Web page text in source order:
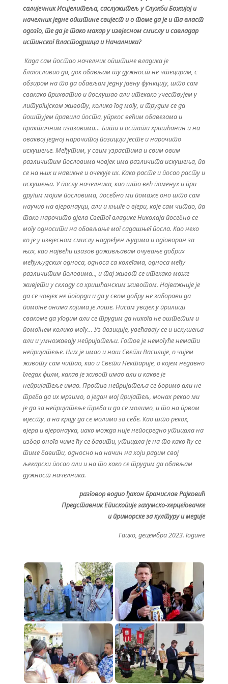
салијечник Исцјелитеља, саслужитељ у Служби Божијој и
начелник једне општине свијест и о томе да је и та власт
одозго, те да је тако макар у извјесном смислу и савладар
истинског Властодршца и Началника?
Када сам постао начелник општине владика је
благословио да, док обављам ту дужност не чтецирам, с
обзиром на то да обављам једну јавну функцију, што сам
свакако прихватио и послушао али итекако учествујем у
литургијском животу, колико год могу, и трудим се да
поштујем правила поста, упркос већим обавезама и
практичним изазовима… Бити и остати хришћанин и на
оваквој једној нарочитој позицији јесте и нарочито
искушење. Међутим, у свим узрастима и свим овим
различитим пословима човјек има различита искушења, па
се на њих и навикне и очекује их. Како расте и посао расту и
искушења. У послу начелника, као што већ поменух и при
другим мојим пословима, посебно ми помаже оно што сам
научио на вјеронауци, али и књиге о вјери, које сам читао, па
тако нарочито дјела Светог владике Николаја посебно се
могу односити на обављање мог садашњег посла. Као неко
ко је у извјесном смислу надређен људима и одговоран за
њих, као највећи изазов доживљавам очување добрих
међуљудских односа, односа са колегама, односа међу
различитим половима.., и тај живот се итекако може
живјети у складу са хришћанским животом. Најважније је
да се човјек не погорди и да у свом добру не заборави да
помогне онима којима је лоше. Нисам увијек у прилици
свакоме да угодим али се трудим да никога не оштетим и
помогнем колико могу… Уз позиције, увећавају се и искушења
али и умножавају непријатељи. Готов је немогуће немати
непријатеље. Њих је имао и наш Свети Василије, о чијем
животу сам читао, као и Свети Нектарије, о којем недавно
гледах филм, какав је живот имао али и какве је
непријатеље имао. Против непријатеља се боримо али не
треба да их мрзимо, а један мој пријатељ, монах рекао ми
је да за непријатеље треба и да се молимо, и то на првом
мјесту, а на крају да се молимо за себе. Као што рекох,
вјера и вјеронаука, иако можда није непосредно утицала на
избор онога чиме ћу се бавити, утицала је на то како ћу се
тиме бавити, односно на начин на који радим свој
љекарски посао али и на то како се трудим да обављам
дужност начелника.
разговор водио ђакон Бранислав Рајковић
Представник Епископије захумско-херцеговачке
и приморске за културу и медије
Гацко, децембра 2023. године